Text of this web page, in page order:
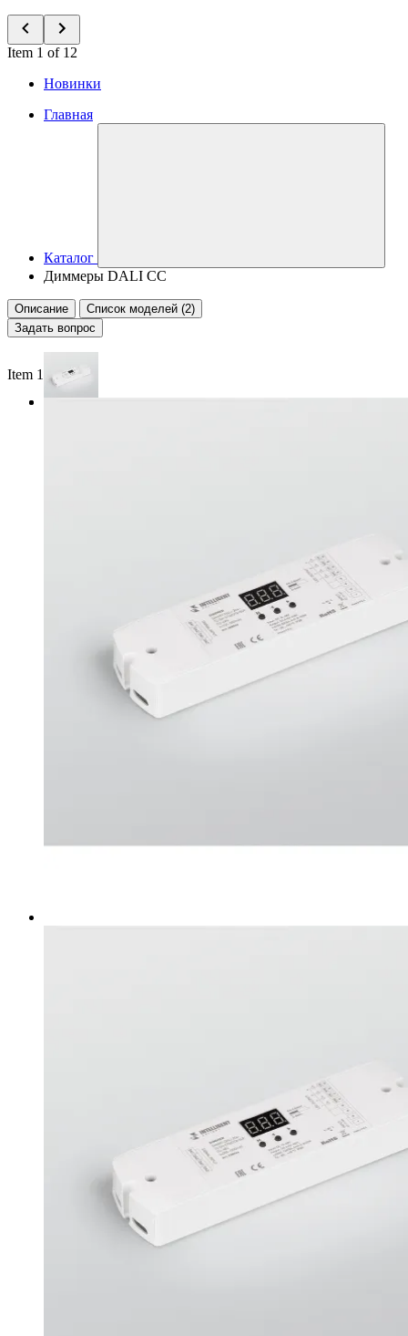
Item 1 of 12
Новинки
Главная
Каталог
Диммеры DALI CC
Описание
Список моделей (2)
Задать вопрос
Item 1 of 2